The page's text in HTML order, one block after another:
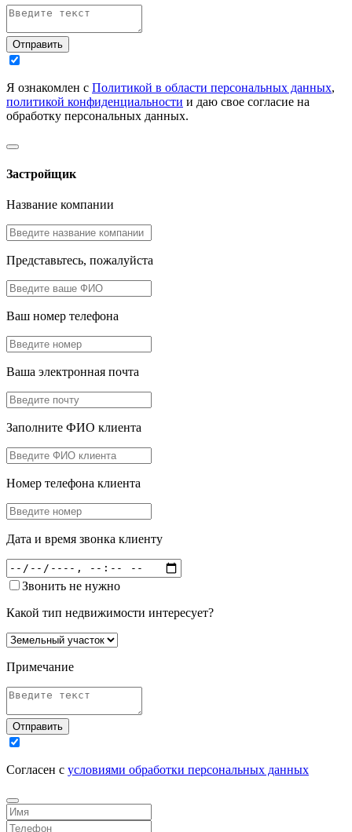
Отправить
Я ознакомлен с Политикой в области персональных данных,
политикой конфиденциальности и даю свое согласие на
обработку персональных данных.
Застройщик
Название компании
Представьтесь, пожалуйста
Ваш номер телефона
Ваша электронная почта
Заполните ФИО клиента
Номер телефона клиента
Дата и время звонка клиенту
Звонить не нужно
Какой тип недвижимости интересует?
Примечание
Отправить
Согласен с условиями обработки персональных данных